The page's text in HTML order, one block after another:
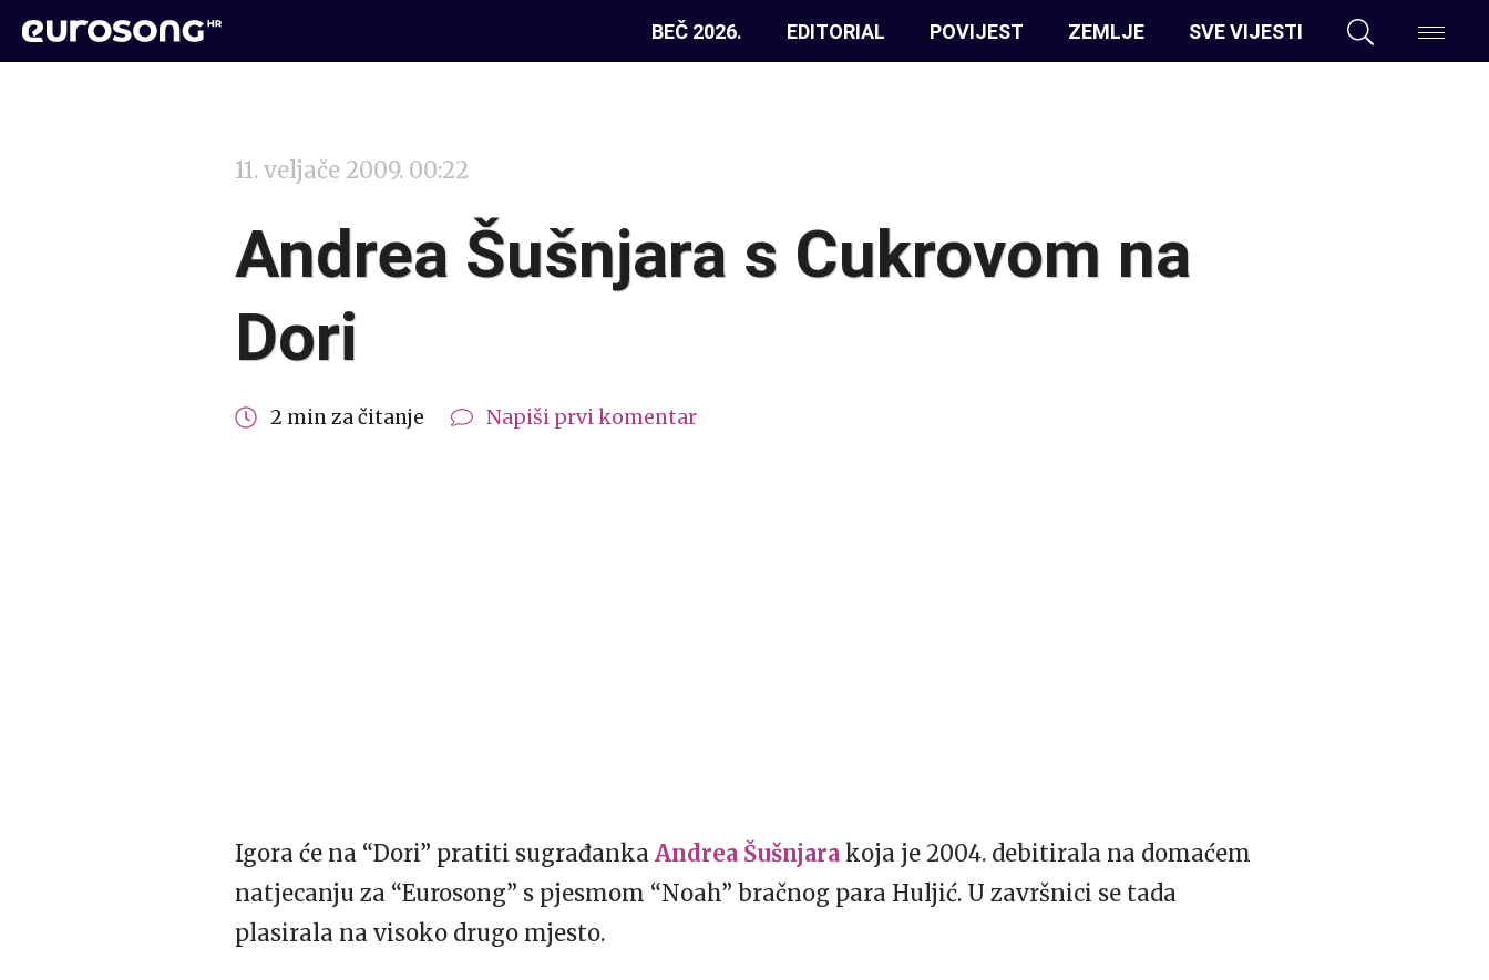
BEČ 2026. EDITORIAL POVIJEST ZEMLJE SVE VIJESTI
11. veljače 2009. 00:22
Andrea Šušnjara s Cukrovom na
Dori
2 min za čitanje Napiši prvi komentar
Igora će na “Dori” pratiti sugrađanka Andrea Šušnjara koja je 2004. debitirala na domaćem
natjecanju za “Eurosong” s pjesmom “Noah” bračnog para Huljić. U završnici se tada
plasirala na visoko drugo mjesto.